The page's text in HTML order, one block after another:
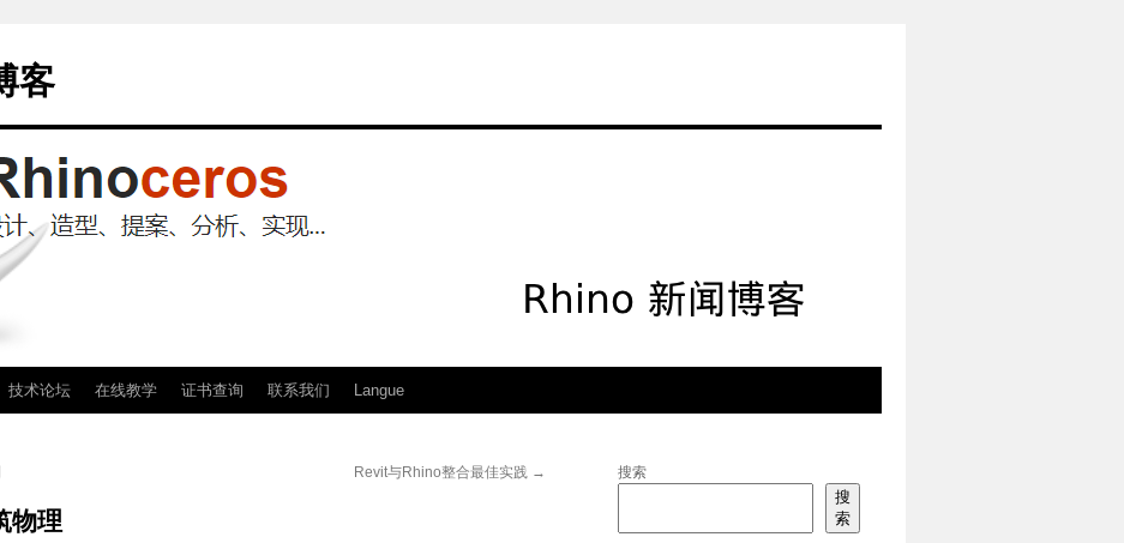
客
技术论坛 在线教学 证书查询 联系我们 Langue
Revit与Rhino整合最佳实践 →
物理
搜索
搜
索